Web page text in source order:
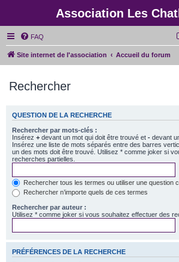
Association Les
FAQ
Site internet de l'association Accueil du forum
Rechercher
QUESTION DE LA RECHERCHE
Rechercher par mots-clés :
Insérez + devant un mot qui doit être trouvé et - devant
Insérez une liste de mots séparés entre des barres
un des mots doit être trouvé. Utilisez * comme joker si
recherches partielles.
Rechercher tous les termes ou utiliser une question
Rechercher n’importe quels de ces termes
Rechercher par auteur :
Utilisez * comme joker si vous souhaitez effectuer des
PRÉFÉRENCES DE LA RECHERCHE